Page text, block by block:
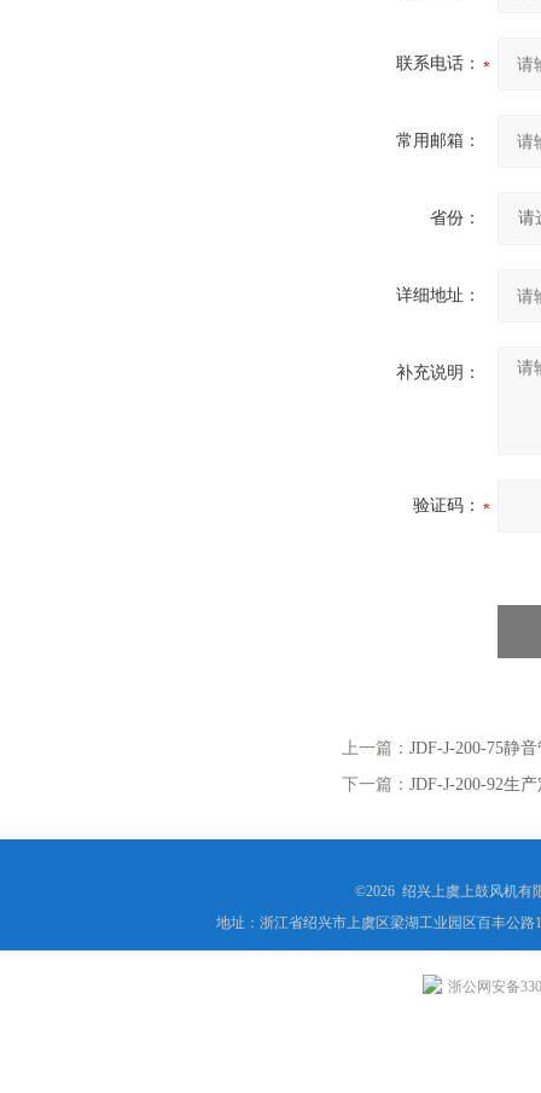
联系电话：
常用邮箱：
省份：
详细地址：
补充说明：
验证码：
上一篇： JDF-J-200-75静
下一篇： JDF-J-200-92生
©2026 绍兴上虞上鼓风机有
地址：浙江省绍兴市上虞区梁湖工业园区百丰公路
浙公网安备